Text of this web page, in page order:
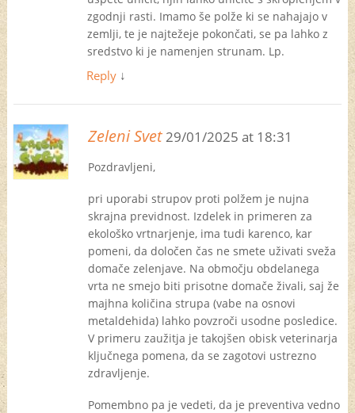
zgodnji rasti. Imamo še polže ki se nahajajo v
zemlji, te je najtežeje pokončati, se pa lahko z
sredstvo ki je namenjen strunam. Lp.
Reply ↓
Zeleni Svet 29/01/2025 at 18:31
Pozdravljeni,
pri uporabi strupov proti polžem je nujna
skrajna previdnost. Izdelek in primeren za
ekološko vrtnarjenje, ima tudi karenco, kar
pomeni, da določen čas ne smete uživati sveža
domače zelenjave. Na območju obdelanega
vrta ne smejo biti prisotne domače živali, saj že
majhna količina strupa (vabe na osnovi
metaldehida) lahko povzroči usodne posledice.
V primeru zaužitja je takojšen obisk veterinarja
ključnega pomena, da se zagotovi ustrezno
zdravljenje.
Pomembno pa je vedeti, da je preventiva vedno